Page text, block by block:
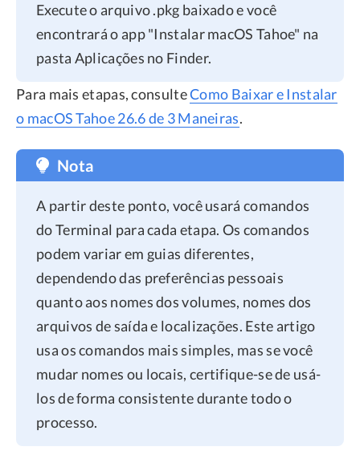
Execute o arquivo .pkg baixado e você
encontrará o app "Instalar macOS Tahoe" na
pasta Aplicações no Finder.
Para mais etapas, consulteComo Baixar e Instalar
o macOS Tahoe 26.6 de 3 Maneiras.
Nota
A partir deste ponto, você usará comandos
do Terminal para cada etapa. Os comandos
podem variar em guias diferentes,
dependendo das preferências pessoais
quanto aos nomes dos volumes, nomes dos
arquivos de saída e localizações. Este artigo
usa os comandos mais simples, mas se você
mudar nomes ou locais, certifique-se de usá-
los de forma consistente durante todo o
processo.